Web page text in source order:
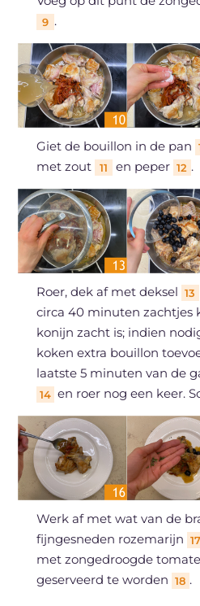
9 .
Giet de bouillon in de pan
met zout
11 en peper 12 .
Roer, dek af met deksel 13
circa 40 minuten zachtjes
konijn zacht is; indien
koken extra bouillon
laatste 5 minuten van de
14 en roer nog een keer.
Werk af met wat van de
fijngesneden rozemarijn 17
met zongedroogde
geserveerd te worden 18 .